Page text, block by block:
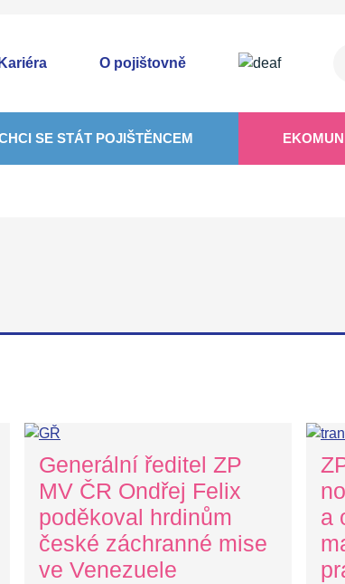
Kariéra O pojištovně
SE STÁT POJIŠTĚNCEM
Generální ředitel ZP
MV ČR Ondřej Felix
poděkoval hrdinům
české záchranné mise
ve Venezuele
a